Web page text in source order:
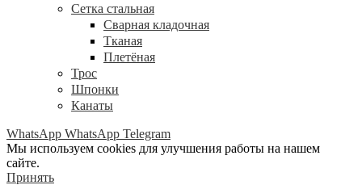
Сетка стальная
Сварная кладочная
Тканая
Плетёная
Трос
Шпонки
Канаты
WhatsApp WhatsApp Telegram
Мы используем cookies для улучшения работы на нашем
сайте.
Принять